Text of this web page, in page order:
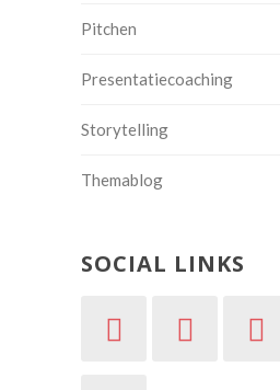
Pitchen
Presentatiecoaching
Storytelling
Themablog
SOCIAL LINKS